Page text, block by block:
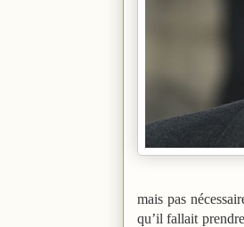
mais pas
qu’il fallait